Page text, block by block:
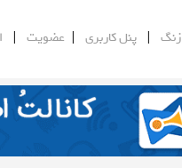
|پنل کاربری | عضویت |